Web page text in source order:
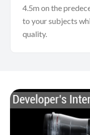
4.5m on the
to your subjects
quality.